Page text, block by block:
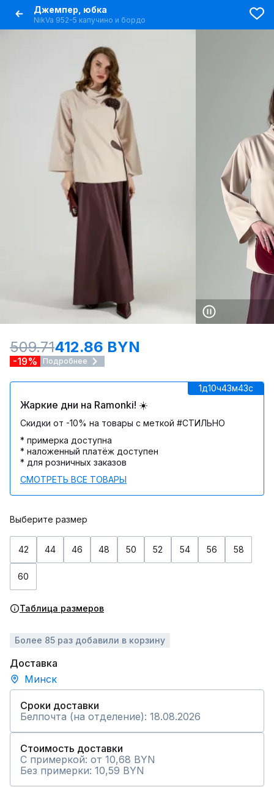
Джемпер, юбка
NikVa 952-5 капучино и бордо
509.71412.86 BYN
-19% Подробнее
1д10ч43м43c
Жаркие дни на Ramonki! ☀️
Скидки от -10% на товары с меткой #СТИЛЬНО
* примерка доступна
* наложенный платёж доступен
* для розничных заказов
СМОТРЕТЬ ВСЕ ТОВАРЫ
Выберите размер
42 44 46 48 50 52 54 56 58
60
Таблица размеров
Более 85 раз добавили в корзину
Доставка
Минск
Сроки доставки
Белпочта (на отделение): 18.08.2026
Стоимость доставки
С примеркой: от 10,68 BYN
Без примерки: 10,59 BYN